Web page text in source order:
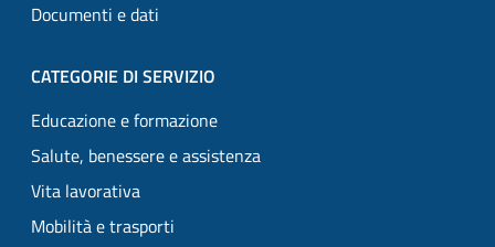
Documenti e dati
CATEGORIE DI SERVIZIO
Educazione e formazione
Salute, benessere e assistenza
Vita lavorativa
Mobilità e trasporti